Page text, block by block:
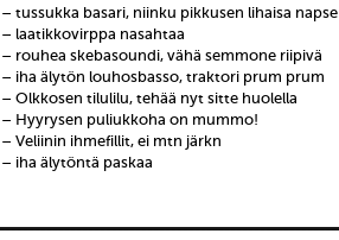
– tussukka basari, niinku pikkusen lihaisa napse
– laatikkovirppa nasahtaa
– rouhea skebasoundi, vähä semmone riipivä
– iha älytön louhosbasso, traktori prum prum
– Olkkosen tilulilu, tehää nyt sitte huolella
– Hyyrysen puliukkoha on mummo!
– Veliinin ihmefillit, ei mtn järkn
– iha älytöntä paskaa